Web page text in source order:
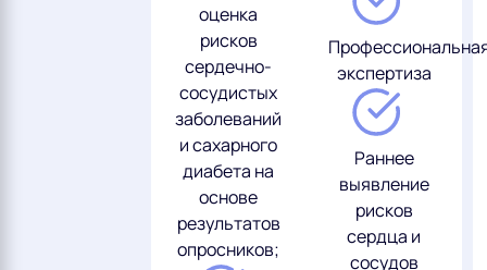
оценка
рисков
сердечно-
сосудистых
заболеваний
и сахарного
диабета на
основе
результатов
опросников;
экспертиза
Раннее
выявление
рисков
сердца и
сосудов